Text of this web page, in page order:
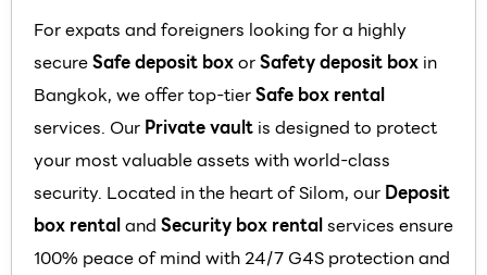
For expats and foreigners looking for a highly
secureSafe deposit boxorSafety deposit box in
Bangkok, we offer top-tierSafe box rental
services. Our Private vault is designed to protect
your most valuable assets with world-class
security. Located in the heart of Silom, our Deposit
box rentaland Security box rentalservices ensure
100% peace of mind with 24/7 G4S protection and